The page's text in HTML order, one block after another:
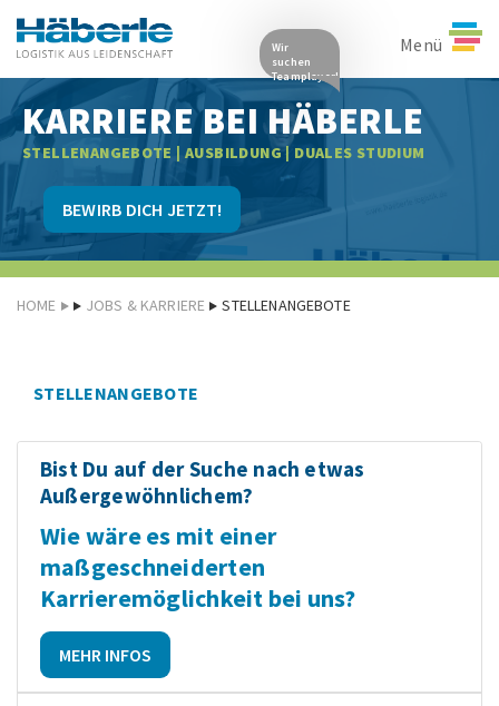
Menü
Wir
suchen
Teamplayer!
KARRIERE BEI HÄBERLE
STELLENANGEBOTE | AUSBILDUNG | DUALES STUDIUM
BEWIRB DICH JETZT!
HOME JOBS & KARRIERE STELLENANGEBOTE
STELLENANGEBOTE
Bist Du auf der Suche nach etwas
Außergewöhnlichem?
Wie wäre es mit einer
maßgeschneiderten
Karrieremöglichkeit bei uns?
MEHR INFOS